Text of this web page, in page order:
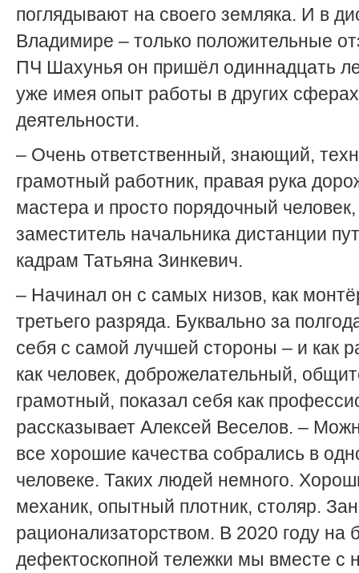
поглядывают на своего земляка. И в
Владимире – только положительные
ПЧ Шахунья он пришёл одиннадцать
уже имея опыт работы в других сферах
деятельности.
– Очень ответственный, знающий,
грамотный работник, правая рука
мастера и просто порядочный человек,
заместитель начальника дистанции
кадрам Татьяна Зинкевич.
– Начинал он с самых низов, как
третьего разряда. Буквально за
себя с самой лучшей стороны – и как
как человек, доброжелательный,
грамотный, показал себя как
рассказывает Алексей Веселов. –
все хорошие качества собрались в
человеке. Таких людей немного.
механик, опытный плотник, столяр.
рационализаторством. В 2020 году на
дефектоскопной тележки мы вместе с